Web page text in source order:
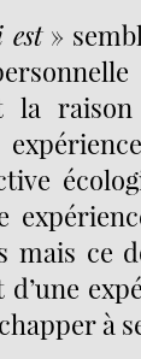
est»
la
mais ce
d’une
à